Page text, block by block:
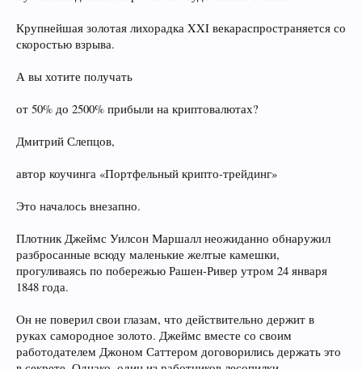
Крупнейшая золотая лихорадка XXI векараспространяется со
скоростью взрыва.
А вы хотите получать
от 50% до 2500% прибыли на криптовалютах?
Дмитрий Слепцов,
автор коучинга «Портфельный крипто-трейдинг»
Это началось внезапно.
Плотник Джеймс Уилсон Маршалл неожиданно обнаружил
разбросанные всюду маленькие желтые камешки,
прогуливаясь по побережью Рашен-Ривер утром 24 января
1848 года.
Он не поверил свои глазам, что действительно держит в
руках самородное золото. Джеймс вместе со своим
работодателем Джоном Саттером договорились держать это